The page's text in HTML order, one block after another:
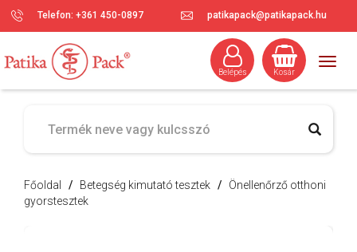
Telefon: +361 450-0897 patikapack@patikapack.hu
Kosár
Belépés
Főoldal / Betegség kimutató tesztek / Önellenőrző otthoni
gyorstesztek